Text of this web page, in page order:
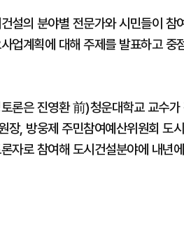
설의 분야별 전문가와 시민들이 참
업계획에 대해 주제를 발표하고 중
론은 진영환 前)청운대학교 교수
장, 방웅제 주민참여예산위원회 도
자로 참여해 도시건설분야에 내년